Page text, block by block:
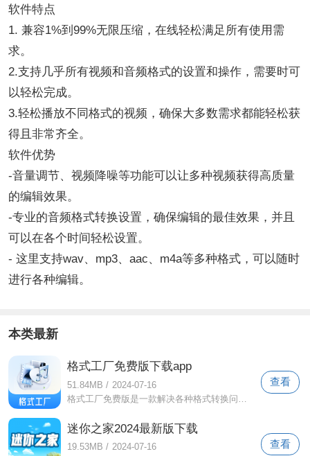
软件特点
1. 兼容1%到99%无限压缩，在线轻松满足所有使用需
求。
2.支持几乎所有视频和音频格式的设置和操作，需要时可
以轻松完成。
3.轻松播放不同格式的视频，确保大多数需求都能轻松获
得且非常齐全。
软件优势
-音量调节、视频降噪等功能可以让多种视频获得高质量
的编辑效果。
-专业的音频格式转换设置，确保编辑的最佳效果，并且
可以在各个时间轻松设置。
- 这里支持wav、mp3、aac、m4a等多种格式，可以随时
进行各种编辑。
本类最新
格式工厂免费版下载app
51.84MB / 2024-07-16
查看
迷你之家2024最新版下载
19.53MB / 2024-07-16
查看